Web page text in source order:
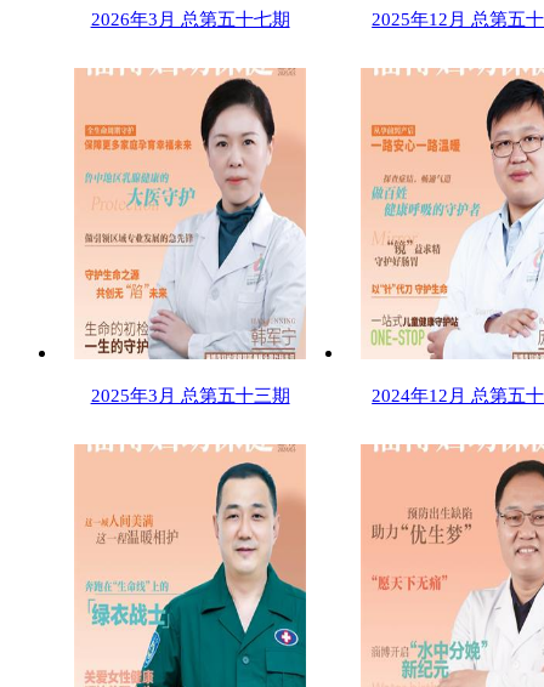
2026年3月 总第五十七期 2025年12月 总第五
2025年3月 总第五十三期 2024年12月 总第五